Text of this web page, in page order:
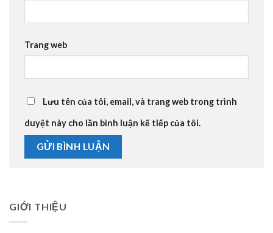
Trang web
Lưu tên của tôi, email, và trang web trong trình
duyệt này cho lần bình luận kế tiếp của tôi.
GIỚI THIỆU